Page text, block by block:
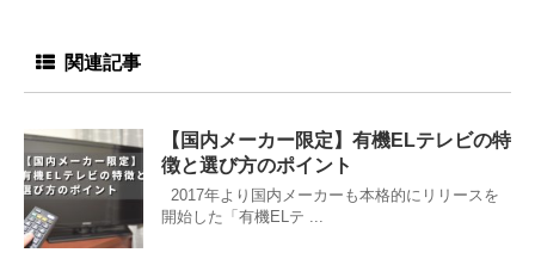
関連記事
【国内メーカー限定】有機ELテレビの特
徴と選び方のポイント
2017年より国内メーカーも本格的にリリースを
開始した「有機ELテ ...